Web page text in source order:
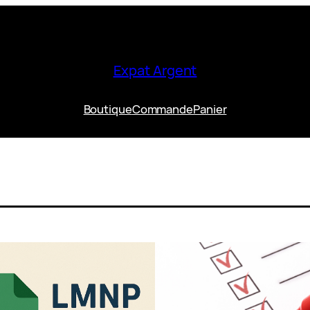
Expat Argent
BoutiqueCommandePanier